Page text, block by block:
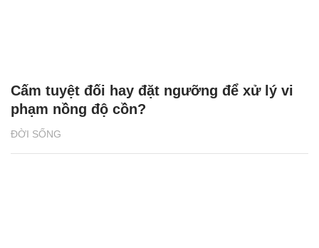
ĐỜI SỐNG
Cấm tuyệt đối hay đặt ngưỡng để xử lý vi
phạm nồng độ cồn?